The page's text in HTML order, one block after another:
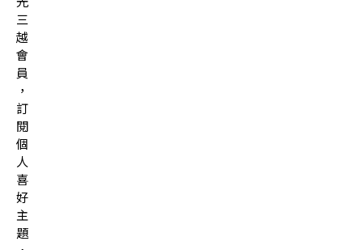
三
越
會
員
，
訂
閱
個
人
喜
好
主
題